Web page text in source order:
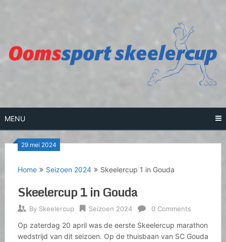
MENU
29 mei 2024
Home Seizoen 2024 Skeelercup 1 in Gouda
Skeelercup 1 in Gouda
By Skeelercup Seizoen 2024 0 Comments
Op zaterdag 20 april was de eerste Skeelercup marathon
wedstrijd van dit seizoen. Op de thuisbaan van SC Gouda